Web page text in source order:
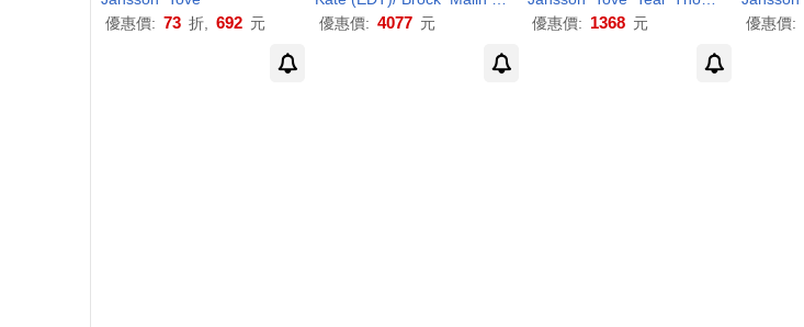
優惠價: 73 折, 692 元
優惠價: 4077 元
優惠價: 1368 元
優惠價: